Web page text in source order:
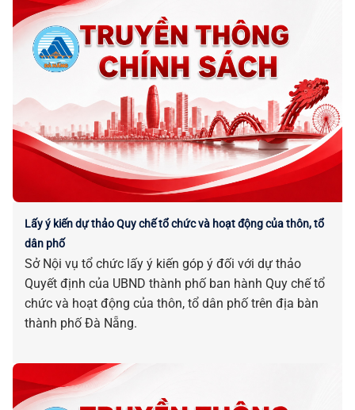
Lấy ý kiến dự thảo Quy chế tổ chức và hoạt động của thôn, tổ
dân phố
Sở Nội vụ tổ chức lấy ý kiến góp ý đối với dự thảo
Quyết định của UBND thành phố ban hành Quy chế tổ
chức và hoạt động của thôn, tổ dân phố trên địa bàn
thành phố Đà Nẵng.